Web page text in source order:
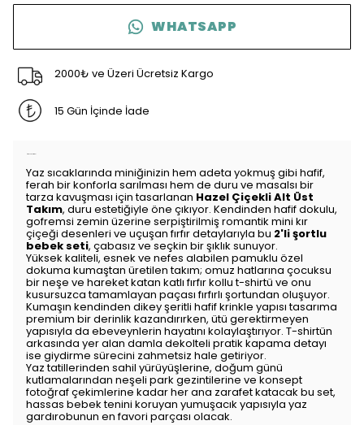
WHATSAPP
2000₺ ve Üzeri Ücretsiz Kargo
15 Gün İçinde İade
Yaz sıcaklarında miniğinizin hem adeta yokmuş gibi hafif,
ferah bir konforla sarılması hem de duru ve masalsı bir
tarza kavuşması için tasarlanan Hazel Çiçekli Alt Üst
Takım, duru estetiğiyle öne çıkıyor. Kendinden hafif dokulu,
gofremsi zemin üzerine serpiştirilmiş romantik mini kır
çiçeği desenleri ve uçuşan fırfır detaylarıyla bu 2'li şortlu
bebek seti, çabasız ve seçkin bir şıklık sunuyor.
Yüksek kaliteli, esnek ve nefes alabilen pamuklu özel
dokuma kumaştan üretilen takım; omuz hatlarına çocuksu
bir neşe ve hareket katan katlı fırfır kollu t-shirtü ve onu
kusursuzca tamamlayan paçası fırfırlı şortundan oluşuyor.
Kumaşın kendinden dikey şeritli hafif krinkle yapısı tasarıma
premium bir derinlik kazandırırken, ütü gerektirmeyen
yapısıyla da ebeveynlerin hayatını kolaylaştırıyor. T-shirtün
arkasında yer alan damla dekolteli pratik kapama detayı
ise giydirme sürecini zahmetsiz hale getiriyor.
Yaz tatillerinden sahil yürüyüşlerine, doğum günü
kutlamalarından neşeli park gezintilerine ve konsept
fotoğraf çekimlerine kadar her ana zarafet katacak bu set,
hassas bebek tenini koruyan yumuşacık yapısıyla yaz
gardırobunun en favori parçası olacak.